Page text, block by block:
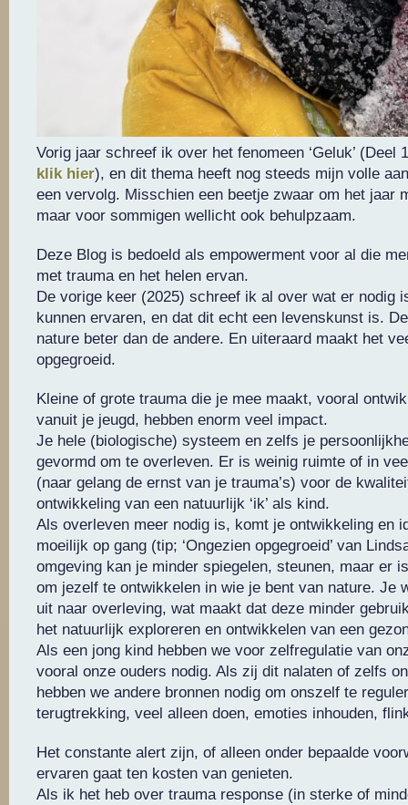
Vorig jaar schreef ik over het fenomeen ‘Geluk’ (Deel
klik hier), en dit thema heeft nog steeds mijn volle
een vervolg. Misschien een beetje zwaar om het jaar
maar voor sommigen wellicht ook behulpzaam.
Deze Blog is bedoeld als empowerment voor al die
met trauma en het helen ervan.
De vorige keer (2025) schreef ik al over wat er nodig
kunnen ervaren, en dat dit echt een levenskunst is.
nature beter dan de andere. En uiteraard maakt het
opgegroeid.
Kleine of grote trauma die je mee maakt, vooral
vanuit je jeugd, hebben enorm veel impact.
Je hele (biologische) systeem en zelfs je
gevormd om te overleven. Er is weinig ruimte of in
(naar gelang de ernst van je trauma’s) voor de
ontwikkeling van een natuurlijk ‘ik’ als kind.
Als overleven meer nodig is, komt je ontwikkeling en
moeilijk op gang (tip; ‘Ongezien opgegroeid’ van
omgeving kan je minder spiegelen, steunen, maar er
om jezelf te ontwikkelen in wie je bent van nature. Je
uit naar overleving, wat maakt dat deze minder
het natuurlijk exploreren en ontwikkelen van een
Als een jong kind hebben we voor zelfregulatie van
vooral onze ouders nodig. Als zij dit nalaten of zelfs
hebben we andere bronnen nodig om onszelf te
terugtrekking, veel alleen doen, emoties inhouden,
Het constante alert zijn, of alleen onder bepaalde
ervaren gaat ten kosten van genieten.
Als ik het heb over trauma response (in sterke of